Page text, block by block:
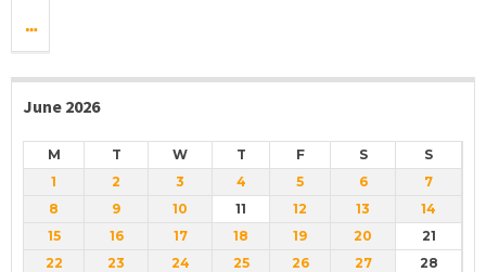
June 2026
M T W T F S S
1 2 3 4 5 6
7
8
9 10 11 12 13
14
15
16 17 18 19 20
21
22
23 24 25 26 27
28